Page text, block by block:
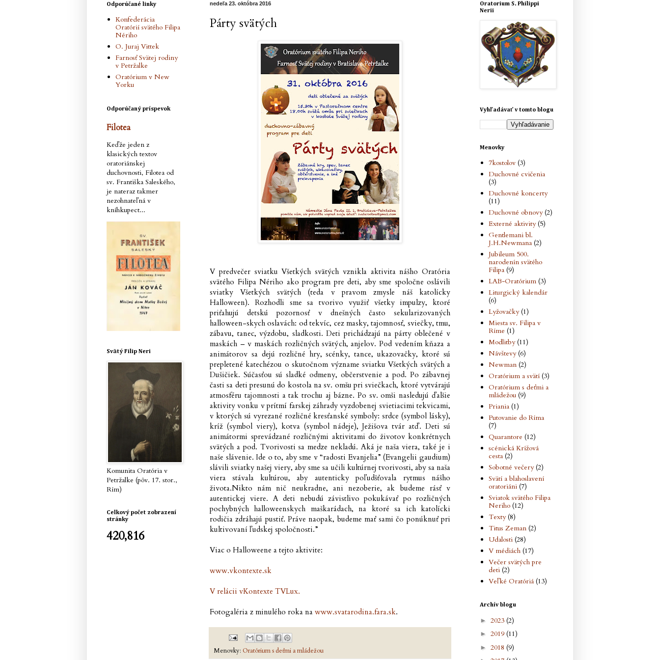
nedeľa 23. októbra 2016
Párty svätých
V predvečer sviatku Všetkých svätých vznikla aktivita nášho Oratória
svätého Filipa Nériho ako program pre deti, aby sme spoločne oslávili
sviatky Všetkých svätých (teda v pravom zmysle náš katolícky
Halloween). Rozhodli sme sa tvorivo využiť všetky impulzy, ktoré
priťahujú detskú pozornosť v dnešných často sekularizovaných
halloween-skych oslavách: od tekvíc, cez masky, tajomnosť, sviečky, tmu,
zábavu, tanec, výzdobu, sladkosti. Deti prichádzajú na párty oblečené v
maskách – v maskách rozličných svätých, anjelov. Pod vedením kňaza a
animátorov sa dejú rozličné hry, scénky, tance, ukazovačky, ktoré sú
prepletené katechézou o skutočnom význame sviatku Všetkých svätých a
Dušičiek. Súčasťou sú sladké odmeny, občerstvenie a pod. Po zábavnej
časti sa deti presunú do kostola na sv. omšu pri sviečkach, ktoré vytvárajú
atmosféru tajomnosti a tak trochu aj bázne. Po sv. omši nasledujú ďalšie
aktivity vonku v prítmí farskej záhrady vyzdobenej svietiacimi tekvicami,
v ktorých sú vyrezané rozličné kresťanské symboly: srdce (symbol lásky),
kríž (symbol viery), kotva (symbol nádeje), Ježišova tvár atď. Deti sú
animátormi sprevádzané rozličnými aktivitami do životov konkrétnych
svätých a pod. Tvorivosti sa medze nekladú. Aká je naša viera, také je i
naše slávenie. Ide o to, aby sme v “radosti Evanjelia” (Evangelii gaudium)
slávili sviatky našej viery, aby sme sa učili kultúrnej tvorivosti, aby sa naša
viera stávala kultúrou, aby autenticky poľudšťovala rytmus nášho
života.Nikto nám nič neukradne, ani nezoberie, ak budeme rásť v
autentickej viere. A deti nebudú závistlivo pokukávať po rozličných
pochybných halloweenskych maškarádach, na ktoré sa ich katolícki
rodičia zdráhajú pustiť. Práve naopak, budeme mať sami čo ponúknuť pri
kultivovaní ľudskej spoločnosti.”
Viac o Halloweene a tejto aktivite:
www.vkontexte.sk
V relácii vKontexte TVLux.
Fotogaléria z minulého roka na www.svatarodina.fara.sk.
Menovky: Oratórium s deťmi a mládežou
Odporúčané linky
Konfederácia
Oratórií svätého Filipa
Nériho
O. Juraj Vittek
Farnosť Svätej rodiny
v Petržalke
Oratórium v New
Yorku
Odporúčaný príspevok
Filotea
Keďže jeden z
klasických textov
oratoriánskej
duchovnosti, Filotea od
sv. Františka Saleského,
je nateraz takmer
nezohnateľná v
kníhkupect...
Svätý Filip Neri
Komunita Oratória v
Petržalke (pôv. 17. stor.,
Rím)
Celkový počet zobrazení
stránky
420,816
Oratorium S. Philippi
Nerii
Vyhľadávať v tomto blogu
Menovky
7kostolov (3)
Duchovné cvičenia
(3)
Duchovné koncerty
(11)
Duchovné obnovy (2)
Externé aktivity (5)
Gentlemani bl.
J.H.Newmana (2)
Jubileum 500.
narodenín svätého
Filipa (9)
LAB-Oratórium (3)
Liturgický kalendár
(6)
Lyžovačky (1)
Miesta sv. Filipa v
Ríme (1)
Modlitby (11)
Návštevy (6)
Newman (2)
Oratórium a svätí (3)
Oratórium s deťmi a
mládežou (9)
Priania (1)
Putovanie do Ríma
(7)
Quarantore (12)
scénická Krížová
cesta (2)
Sobotné večery (2)
Svätí a blahoslavení
oratoriáni (7)
Sviatok svätého Filipa
Neriho (12)
Texty (8)
Titus Zeman (2)
Udalosti (28)
V médiách (17)
Večer svätých pre
deti (2)
Veľké Oratóriá (13)
Archív blogu
► 2023 (2)
► 2019 (11)
► 2018 (9)